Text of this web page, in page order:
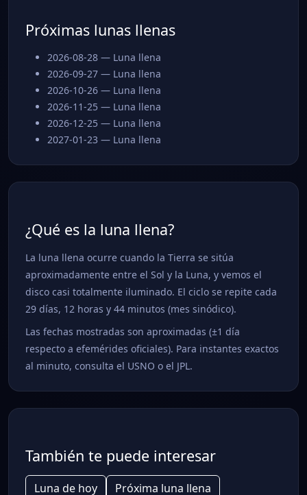
Próximas lunas llenas
2026-08-28 — Luna llena
2026-09-27 — Luna llena
2026-10-26 — Luna llena
2026-11-25 — Luna llena
2026-12-25 — Luna llena
2027-01-23 — Luna llena
¿Qué es la luna llena?
La luna llena ocurre cuando la Tierra se sitúa
aproximadamente entre el Sol y la Luna, y vemos el
disco casi totalmente iluminado. El ciclo se repite cada
29 días, 12 horas y 44 minutos (mes sinódico).
Las fechas mostradas son aproximadas (±1 día
respecto a efemérides oficiales). Para instantes exactos
al minuto, consulta el USNO o el JPL.
También te puede interesar
Luna de hoy
Próxima luna llena